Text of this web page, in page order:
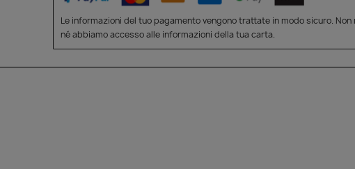
Le informazioni del tuo pagamento vengono trattate in modo sicuro.
né abbiamo accesso alle informazioni della tua carta.